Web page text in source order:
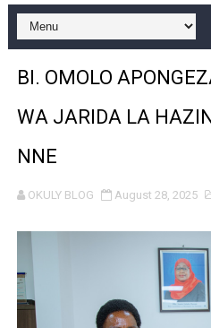
DKT. MSONDE: TBA NI
MHE. MAHUNDI ASHIRIKI
KAULIMBIU YA PSSSF YA
TIRDO YAJA NA
Taasisi 54 za Umma
BI. OMOLO
WA JARIDA LA
NNE
OKULY BLOG August 28, 2025